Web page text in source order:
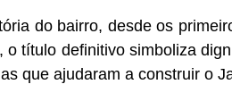
do bairro, desde os
título definitivo simboliza
que ajudaram a construir o